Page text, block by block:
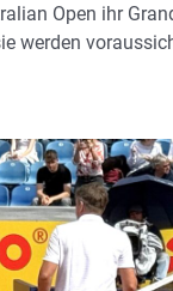
Open ihr
werden